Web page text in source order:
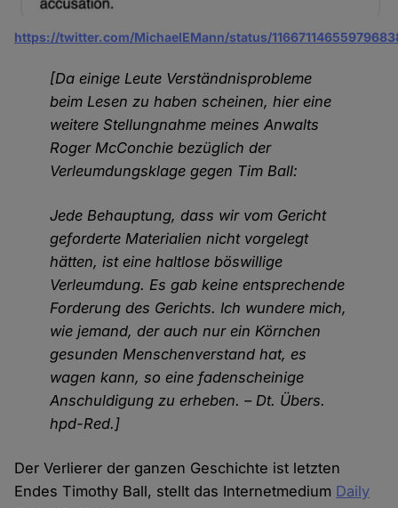
https://twitter.com/MichaelEMann/status/
[Da einige Leute Verständnisprobleme
beim Lesen zu haben scheinen, hier eine
weitere Stellungnahme meines Anwalts
Roger McConchie bezüglich der
Verleumdungsklage gegen Tim Ball:
Jede Behauptung, dass wir vom Gericht
geforderte Materialien nicht vorgelegt
hätten, ist eine haltlose böswillige
Verleumdung. Es gab keine entsprechende
Forderung des Gerichts. Ich wundere mich,
wie jemand, der auch nur ein Körnchen
gesunden Menschenverstand hat, es
wagen kann, so eine fadenscheinige
Anschuldigung zu erheben. – Dt. Übers.
hpd-Red.]
Der Verlierer der ganzen Geschichte ist letzten
Endes Timothy Ball, stellt das Internetmedium Daily